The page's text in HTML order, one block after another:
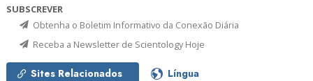
SUBSCREVER
Obtenha o Boletim Informativo da Conexão Diária
Receba a Newsletter de Scientology Hoje
Sites Relacionados Língua